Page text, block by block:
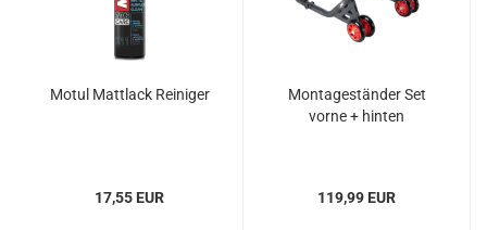
Motul Mattlack Reiniger
17,55 EUR
Montageständer Set
vorne + hinten
119,99 EUR